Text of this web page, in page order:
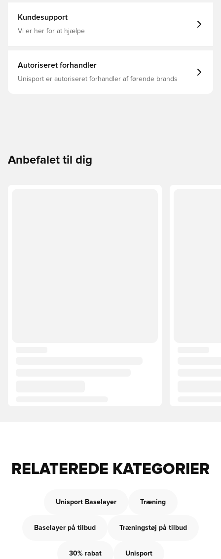
Kundesupport
Vi er her for at hjælpe
Autoriseret forhandler
Unisport er autoriseret forhandler af førende brands
Anbefalet til dig
RELATEREDE KATEGORIER
Unisport Baselayer Træning
Baselayer på tilbud Træningstøj på tilbud
30% rabat Unisport